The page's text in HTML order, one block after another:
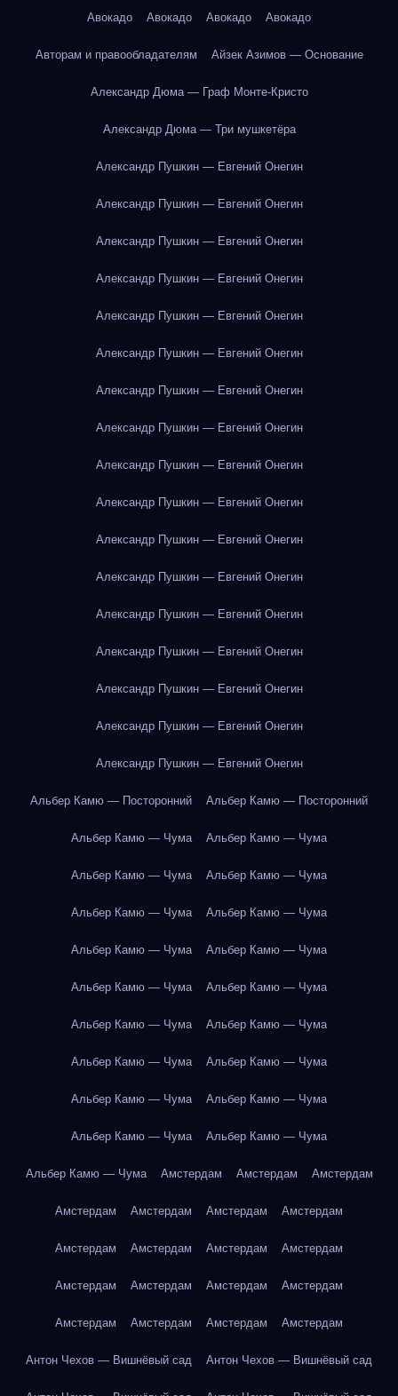
Авокадо Авокадо Авокадо Авокадо
Авторам и правообладателям Айзек Азимов — Основание
Александр Дюма — Граф Монте-Кристо
Александр Дюма — Три мушкетёра
Александр Пушкин — Евгений Онегин
Александр Пушкин — Евгений Онегин
Александр Пушкин — Евгений Онегин
Александр Пушкин — Евгений Онегин
Александр Пушкин — Евгений Онегин
Александр Пушкин — Евгений Онегин
Александр Пушкин — Евгений Онегин
Александр Пушкин — Евгений Онегин
Александр Пушкин — Евгений Онегин
Александр Пушкин — Евгений Онегин
Александр Пушкин — Евгений Онегин
Александр Пушкин — Евгений Онегин
Александр Пушкин — Евгений Онегин
Александр Пушкин — Евгений Онегин
Александр Пушкин — Евгений Онегин
Александр Пушкин — Евгений Онегин
Александр Пушкин — Евгений Онегин
Альбер Камю — Посторонний Альбер Камю — Посторонний
Альбер Камю — Чума Альбер Камю — Чума
Альбер Камю — Чума Альбер Камю — Чума
Альбер Камю — Чума Альбер Камю — Чума
Альбер Камю — Чума Альбер Камю — Чума
Альбер Камю — Чума Альбер Камю — Чума
Альбер Камю — Чума Альбер Камю — Чума
Альбер Камю — Чума Альбер Камю — Чума
Альбер Камю — Чума Альбер Камю — Чума
Альбер Камю — Чума Альбер Камю — Чума
Альбер Камю — Чума Амстердам Амстердам Амстердам
Амстердам Амстердам Амстердам Амстердам
Амстердам Амстердам Амстердам Амстердам
Амстердам Амстердам Амстердам Амстердам
Амстердам Амстердам Амстердам Амстердам
Антон Чехов — Вишнёвый сад Антон Чехов — Вишнёвый сад